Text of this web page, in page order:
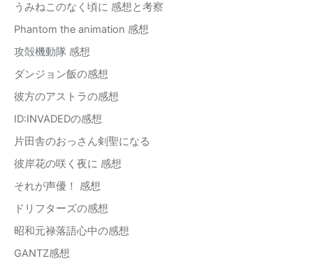
うみねこのなく頃に 感想と考察
Phantom the animation 感想
攻殻機動隊 感想
ダンジョン飯の感想
彼方のアストラの感想
ID:INVADEDの感想
片田舎のおっさん剣聖になる
彼岸花の咲く夜に 感想
それが声優！ 感想
ドリフターズの感想
昭和元禄落語心中の感想
GANTZ感想